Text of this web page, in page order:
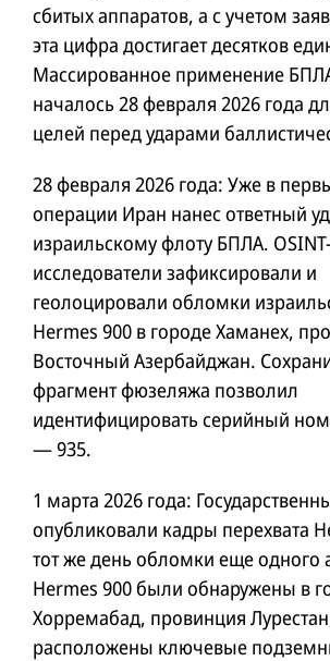
сбитых аппаратов, а с учетом
эта цифра достигает десятков
Массированное применение
началось 28 февраля 2026 года
целей перед ударами
28 февраля 2026 года: Уже в
операции Иран нанес ответный
израильскому флоту БПЛА. OSINT-
исследователи зафиксировали и
геолоцировали обломки
Hermes 900 в городе Хаманех,
Восточный Азербайджан.
фрагмент фюзеляжа позволил
идентифицировать серийный
— 935.
1 марта 2026 года:
опубликовали кадры перехвата
тот же день обломки еще одного
Hermes 900 были обнаружены в
Хорремабад, провинция
расположены ключевые